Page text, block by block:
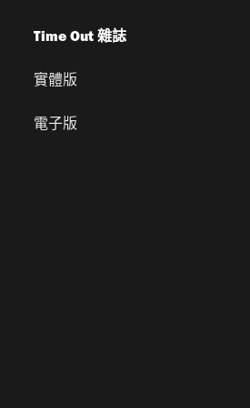
Time Out 雜誌
實體版
電子版